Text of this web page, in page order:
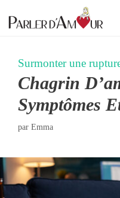
au
Surmonter une
Chagrin
Symptômes
par Emma